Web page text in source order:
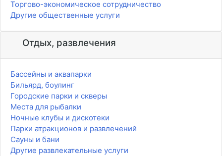
Торгово-экономическое сотрудничество
Другие общественные услуги
Отдых, развлечения
Бассейны и аквапарки
Бильярд, боулинг
Городские парки и скверы
Места для рыбалки
Ночные клубы и дискотеки
Парки атракционов и развлечений
Сауны и бани
Другие развлекательные услуги